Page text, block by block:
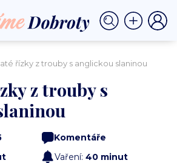
řízky z trouby s anglickou slaninou
z trouby s
Komentáře
Vaření: 40 minut